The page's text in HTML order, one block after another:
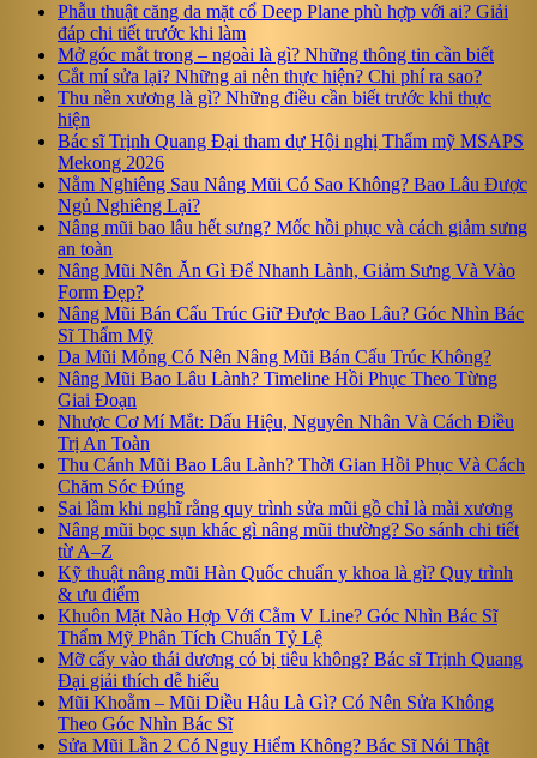
Phẫu thuật căng da mặt cổ Deep Plane phù hợp với ai? Giải
đáp chi tiết trước khi làm
Mở góc mắt trong – ngoài là gì? Những thông tin cần biết
Cắt mí sửa lại? Những ai nên thực hiện? Chi phí ra sao?
Thu nền xương là gì? Những điều cần biết trước khi thực
hiện
Bác sĩ Trịnh Quang Đại tham dự Hội nghị Thẩm mỹ MSAPS
Mekong 2026
Nằm Nghiêng Sau Nâng Mũi Có Sao Không? Bao Lâu Được
Ngủ Nghiêng Lại?
Nâng mũi bao lâu hết sưng? Mốc hồi phục và cách giảm sưng
an toàn
Nâng Mũi Nên Ăn Gì Để Nhanh Lành, Giảm Sưng Và Vào
Form Đẹp?
Nâng Mũi Bán Cấu Trúc Giữ Được Bao Lâu? Góc Nhìn Bác
Sĩ Thẩm Mỹ
Da Mũi Mỏng Có Nên Nâng Mũi Bán Cấu Trúc Không?
Nâng Mũi Bao Lâu Lành? Timeline Hồi Phục Theo Từng
Giai Đoạn
Nhược Cơ Mí Mắt: Dấu Hiệu, Nguyên Nhân Và Cách Điều
Trị An Toàn
Thu Cánh Mũi Bao Lâu Lành? Thời Gian Hồi Phục Và Cách
Chăm Sóc Đúng
Sai lầm khi nghĩ rằng quy trình sửa mũi gồ chỉ là mài xương
Nâng mũi bọc sụn khác gì nâng mũi thường? So sánh chi tiết
từ A–Z
Kỹ thuật nâng mũi Hàn Quốc chuẩn y khoa là gì? Quy trình
& ưu điểm
Khuôn Mặt Nào Hợp Với Cằm V Line? Góc Nhìn Bác Sĩ
Thẩm Mỹ Phân Tích Chuẩn Tỷ Lệ
Mỡ cấy vào thái dương có bị tiêu không? Bác sĩ Trịnh Quang
Đại giải thích dễ hiểu
Mũi Khoằm – Mũi Diều Hâu Là Gì? Có Nên Sửa Không
Theo Góc Nhìn Bác Sĩ
Sửa Mũi Lần 2 Có Nguy Hiểm Không? Bác Sĩ Nói Thật